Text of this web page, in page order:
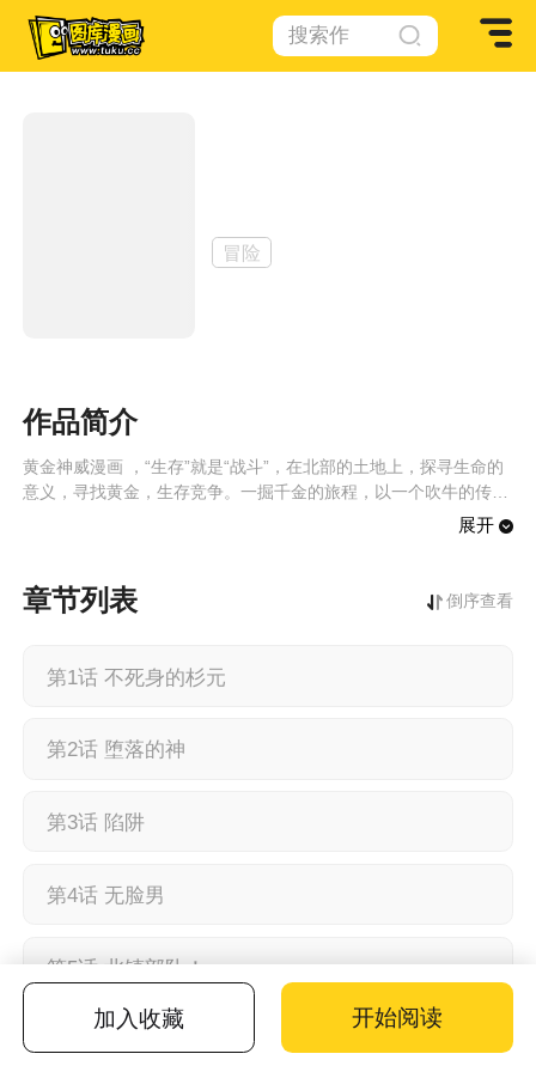
搜索作
品
冒险
作品简介
黄金神威漫画 ，“生存”就是“战斗”，在北部的土地上，探寻生命的
意义，寻找黄金，生存竞争。一掘千金的旅程，以一个吹牛的传说
展开
章节列表 倒序查看
第1话 不死身的杉元
第2话 堕落的神
第3话 陷阱
第4话 无脸男
第5话 北镇部队！
加入收藏 开始阅读